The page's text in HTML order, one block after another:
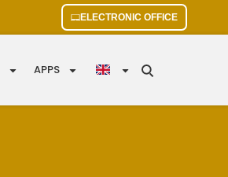
ELECTRONIC OFFICE
APPS